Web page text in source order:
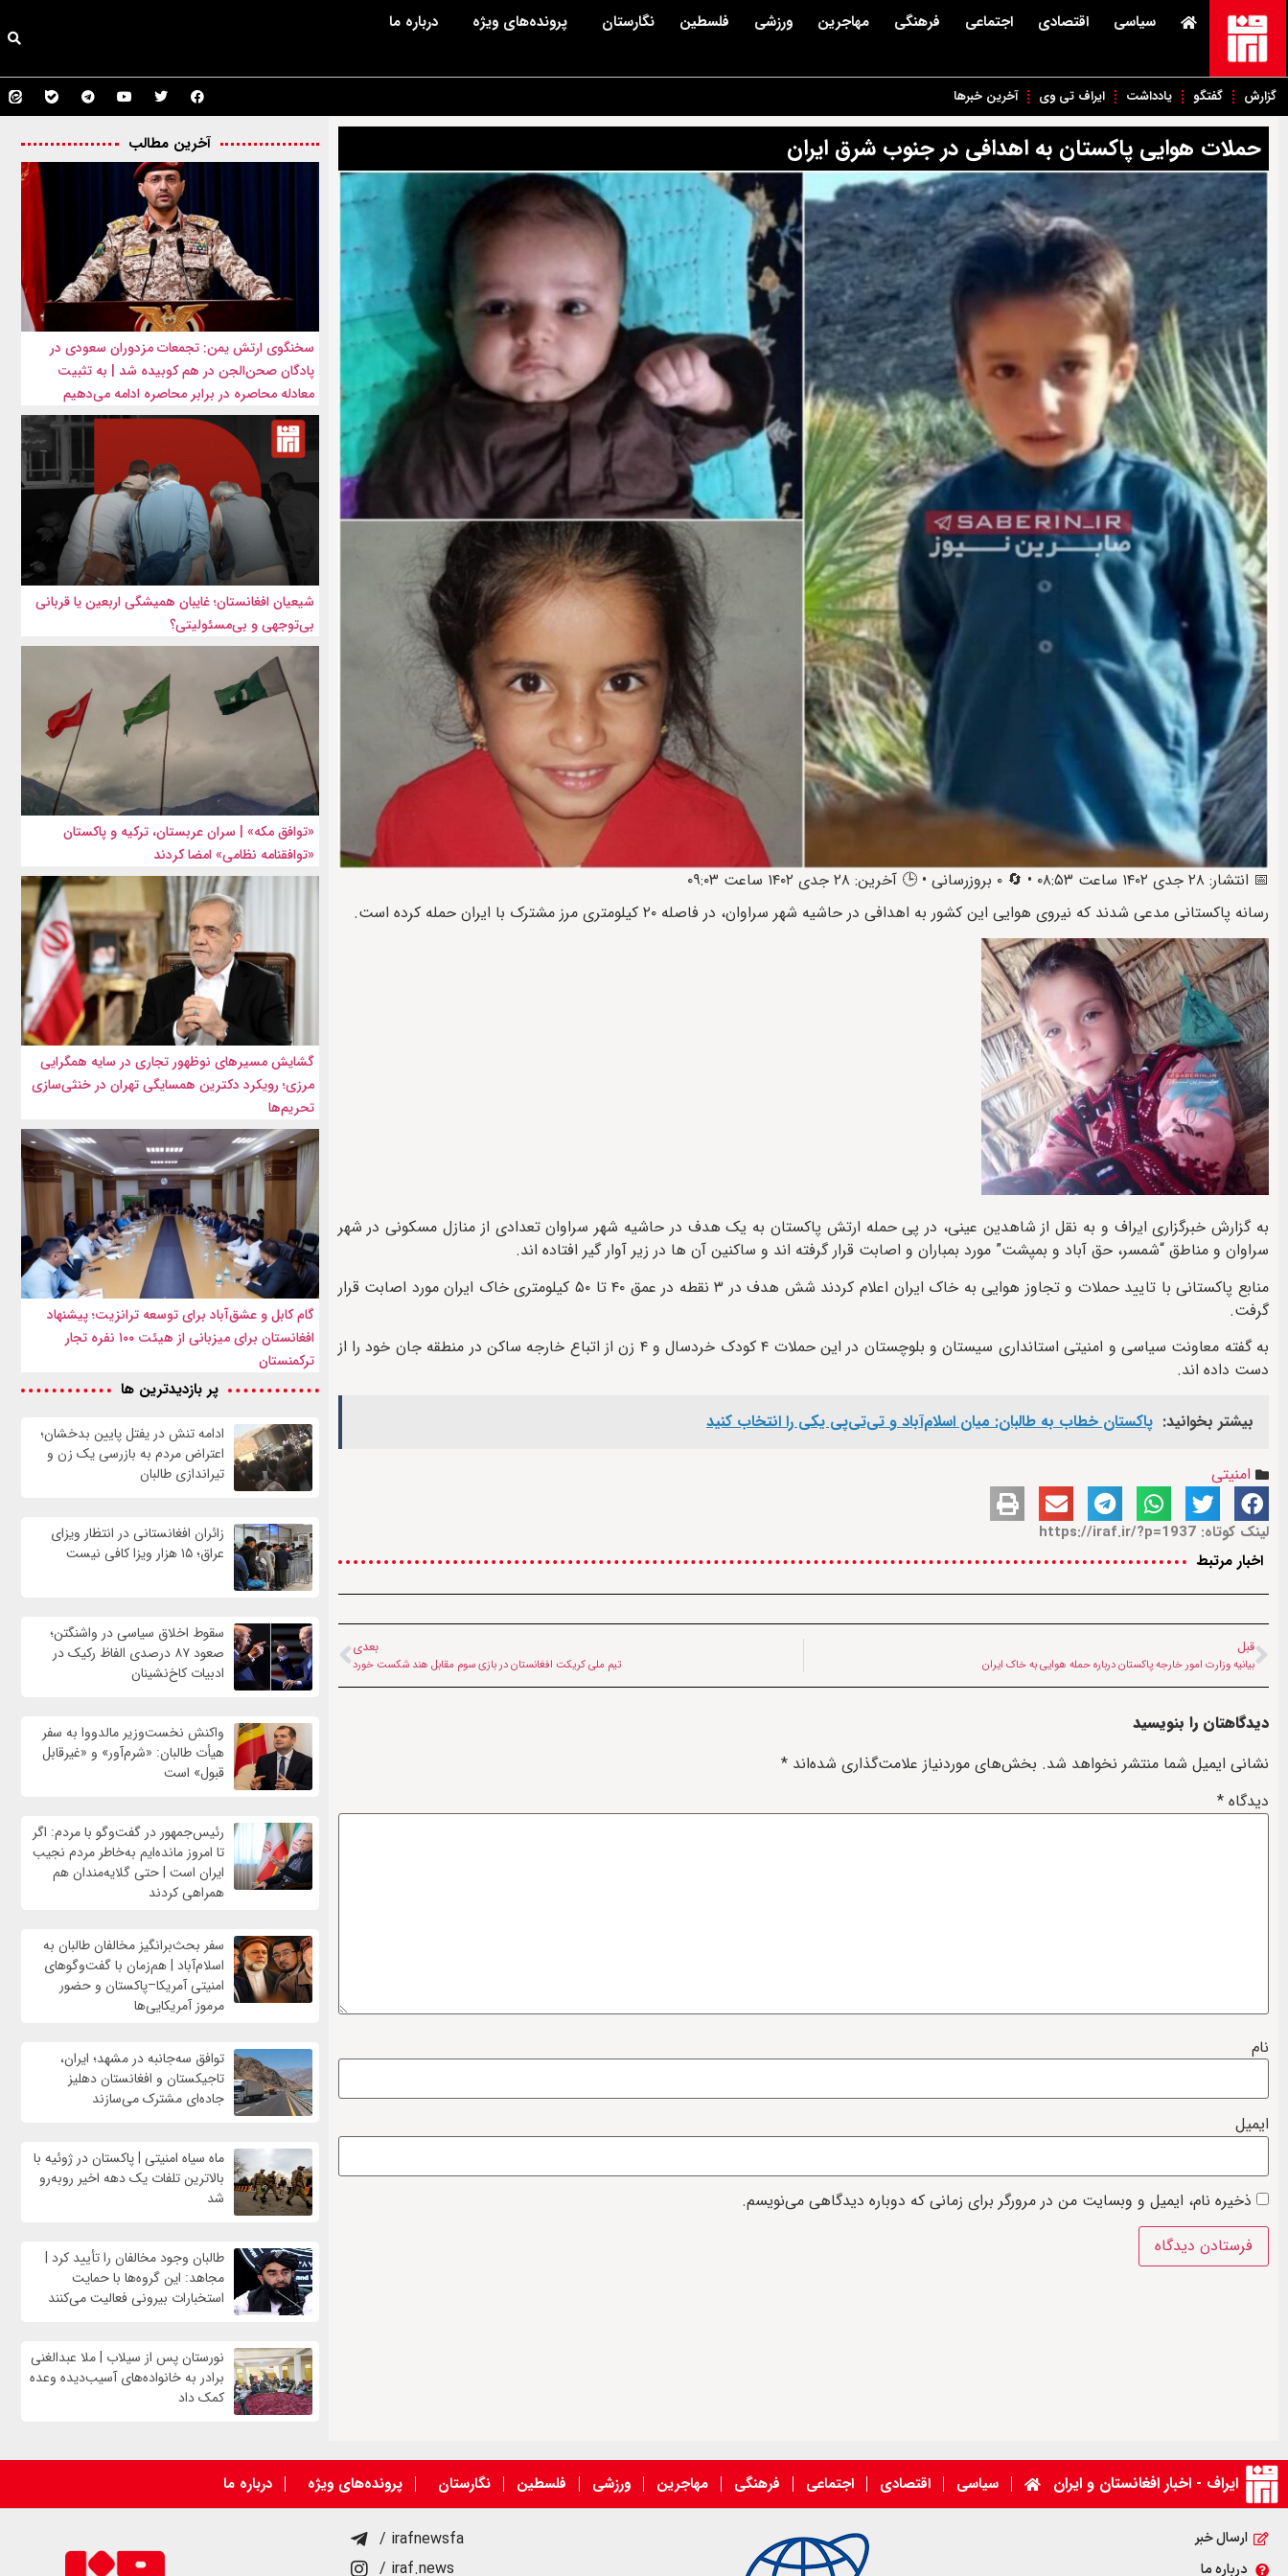
سیاسی اقتصادی اجتماعی فرهنگی مهاجرین ورزشی فلسطین نگارستان پرونده‌های ویژه درباره ما
گزارش گفتگو یادداشت ایراف تی وی آخرین خبرها
حملات هوایی پاکستان به اهدافی در جنوب شرق ایران
📅 انتشار: ۲۸ جدی ۱۴۰۲ ساعت ۰۸:۵۳ • 🔄 ۰ بروزرسانی • 🕒 آخرین: ۲۸ جدی ۱۴۰۲ ساعت ۰۹:۰۳
رسانه پاکستانی مدعی شدند که نیروی هوایی این کشور به اهدافی در حاشیه شهر سراوان، در فاصله ۲۰ کیلومتری مرز مشترک با ایران حمله کرده است.
به گزارش خبرگزاری ایراف و به نقل از شاهدین عینی، در پی حمله ارتش پاکستان به یک هدف در حاشیه شهر سراوان تعدادی از منازل مسکونی در شهر
سراوان و مناطق “شمسر، حق آباد و بمپشت” مورد بمباران و اصابت قرار گرفته اند و ساکنین آن ها در زیر آوار گیر افتاده اند.
منابع پاکستانی با تایید حملات و تجاوز هوایی به خاک ایران اعلام کردند شش هدف در ٣ نقطه در عمق ۴٠ تا ۵٠ کیلومتری خاک ایران مورد اصابت قرار
گرفت.
به گفته معاونت سیاسی و امنیتی استانداری سیستان و بلوچستان در این حملات ۴ کودک خردسال و ۴ زن از اتباع خارجه ساکن در منطقه جان خود را از
دست داده اند.
بیشتر بخوانید: پاکستان خطاب به طالبان: میان اسلام‌آباد و تی‌تی‌پی یکی را انتخاب کنید
امنیتی
لینک کوتاه: https://iraf.ir/?p=1937
اخبار مرتبط
قبل
بیانیه وزارت امور خارجه پاکستان درباره حمله هوایی به خاک ایران
بعدی
تیم ملی کریکت افغانستان در بازی سوم مقابل هند شکست خورد
دیدگاهتان را بنویسید
نشانی ایمیل شما منتشر نخواهد شد. بخش‌های موردنیاز علامت‌گذاری شده‌اند *
دیدگاه *
نام
ایمیل
ذخیره نام، ایمیل و وبسایت من در مرورگر برای زمانی که دوباره دیدگاهی می‌نویسم.
آخرین مطالب
سخنگوی ارتش یمن: تجمعات مزدوران سعودی در
پادگان صحن‌الجن در هم کوبیده شد | به تثبیت
معادله محاصره در برابر محاصره ادامه می‌دهیم
شیعیان افغانستان؛ غایبان همیشگی اربعین یا قربانی
بی‌توجهی و بی‌مسئولیتی؟
«توافق مکه» | سران عربستان، ترکیه و پاکستان
«توافقنامه نظامی» امضا کردند
گشایش مسیرهای نوظهور تجاری در سایه همگرایی
مرزی؛ رویکرد دکترین همسایگی تهران در خنثی‌سازی
تحریم‌ها
گام کابل و عشق‌آباد برای توسعه ترانزیت؛ پیشنهاد
افغانستان برای میزبانی از هیئت ۱۰۰ نفره تجار
ترکمنستان
پر بازدیدترین ها
ادامه تنش در یفتل پایین بدخشان؛
اعتراض مردم به بازرسی یک زن و
تیراندازی طالبان
زائران افغانستانی در انتظار ویزای
عراق؛ ۱۵ هزار ویزا کافی نیست
سقوط اخلاق سیاسی در واشنگتن؛
صعود ۸۷ درصدی الفاظ رکیک در
ادبیات کاخ‌نشینان
واکنش نخست‌وزیر مالدووا به سفر
هیأت طالبان: «شرم‌آور» و «غیرقابل
قبول» است
رئیس‌جمهور در گفت‌وگو با مردم: اگر
تا امروز مانده‌ایم به‌خاطر مردم نجیب
ایران است | حتی گلایه‌مندان هم
همراهی کردند
سفر بحث‌برانگیز مخالفان طالبان به
اسلام‌آباد | هم‌زمان با گفت‌وگوهای
امنیتی آمریکا–پاکستان و حضور
مرموز آمریکایی‌ها
توافق سه‌جانبه در مشهد؛ ایران،
تاجیکستان و افغانستان دهلیز
جاده‌ای مشترک می‌سازند
ماه سیاه امنیتی | پاکستان در ژوئیه با
بالاترین تلفات یک دهه اخیر روبه‌رو
شد
طالبان وجود مخالفان را تأیید کرد |
مجاهد: این گروه‌ها با حمایت
استخبارات بیرونی فعالیت می‌کنند
نورستان پس از سیلاب | ملا عبدالغنی
برادر به خانواده‌های آسیب‌دیده وعده
کمک داد
ایراف - اخبار افغانستان و ایران سیاسی اقتصادی اجتماعی فرهنگی مهاجرین ورزشی فلسطین نگارستان پرونده‌های ویژه درباره ما
ارسال خبر
درباره ما
/ irafnewsfa
/ iraf.news